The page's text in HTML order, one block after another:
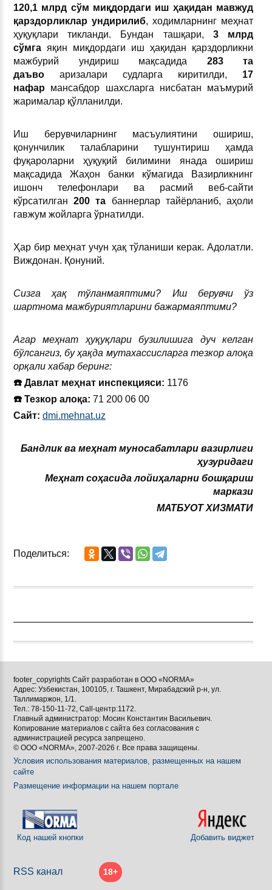
120,1 млрд сўм миқдордаги иш ҳақидан мавжуд
қарздорликлар ундирилиб, ходимларнинг меҳнат
ҳуқуқлари тикланди. Бундан ташқари, 3 млрд
сўмга яқин миқдордаги иш ҳақидан қарздорликни
мажбурий ундириш мақсадида 283 та
даъво аризалари судларга киритилди, 17
нафар мансабдор шахсларга нисбатан маъмурий
жарималар қўлланилди.
Иш берувчиларнинг масъулиятини ошириш,
қонунчилик талабларини тушунтириш ҳамда
фуқароларни ҳуқуқий билимини янада ошириш
мақсадида Жаҳон банки кўмагида Вазирликнинг
ишонч телефонлари ва расмий веб-сайти
кўрсатилган200 та баннерлар тайёрланиб, аҳоли
гавжум жойларга ўрнатилди.
Ҳар бир меҳнат учун ҳақ тўланиши керак. Адолатли.
Виждонан. Қонуний.
Сизга ҳақ тўланмаяптими? Иш берувчи ўз
шартнома мажбуриятларини бажармаяптими?
Агар меҳнат ҳуқуқлари бузилишига дуч келган
бўлсангиз, бу ҳақда мутахассисларга тезкор алоқа
орқали хабар беринг:
☎️ Давлат меҳнат инспекцияси: 1176
☎️ Тезкор алоқа: 71 200 06 00
Сайт: dmi.mehnat.uz
Бандлик ва меҳнат муносабатлари вазирлиги
ҳузуридаги
Меҳнат соҳасида лойиҳаларни бошқариш
маркази
МАТБУОТ ХИЗМАТИ
Поделиться:
footer_copyrights Сайт разработан в ООО «NORMA»
Адрес: Узбекистан, 100105, г. Ташкент, Мирабадский р-н, ул.
Таллимаржон, 1/1.
Тел.: 78-150-11-72, Call-центр:1172.
Главный администратор: Мосин Константин Васильевич.
Копирование материалов с сайта без согласования с
администрацией ресурса запрещено.
© ООО «NORMA», 2007-2026 г. Все права защищены.
Условия использования материалов, размещенных на нашем
сайте
Размещение информации на нашем портале
Код нашей кнопки Добавить виджет
RSS канал 18+